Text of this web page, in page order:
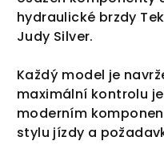
hydraulické brzdy
Judy Silver.
Každý model je
maximální kontrolu
moderním
stylu jízdy a